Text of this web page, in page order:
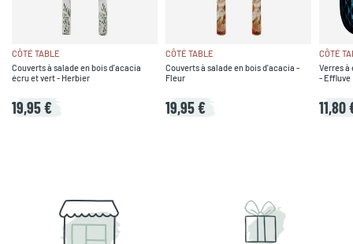
CÔTÉ TABLE
Couverts à salade en bois d'acacia
écru et vert - Herbier
19,95 €
CÔTÉ TABLE
Couverts à salade en bois d'acacia -
Fleur
19,95 €
CÔTÉ
Verres à
- Effluve
11,80